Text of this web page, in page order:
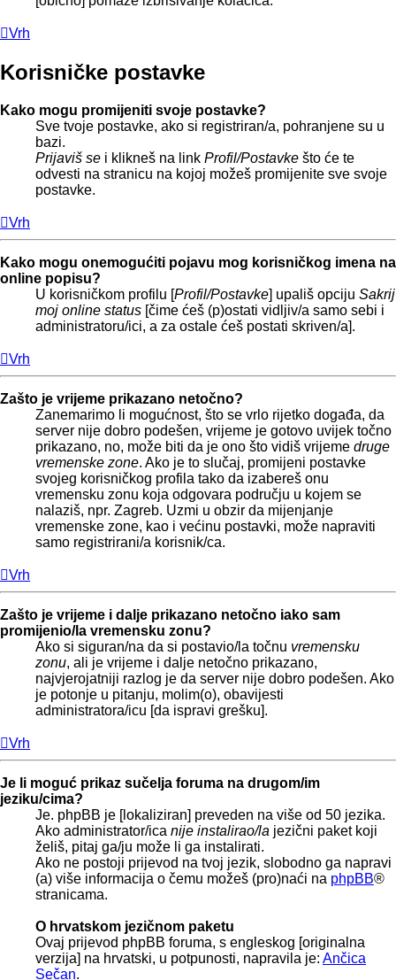
Vrh
Korisničke postavke
Kako mogu promijeniti svoje postavke?
Sve tvoje postavke, ako si registriran/a, pohranjene su u
bazi.
Prijaviš se i klikneš na link Profil/Postavke što će te
odvesti na stranicu na kojoj možeš promijenite sve svoje
postavke.
Vrh
Kako mogu onemogućiti pojavu mog korisničkog imena na
online popisu?
U korisničkom profilu [Profil/Postavke] upališ opciju Sakrij
moj online status [čime ćeš (p)ostati vidljiv/a samo sebi i
administratoru/ici, a za ostale ćeš postati skriven/a].
Vrh
Zašto je vrijeme prikazano netočno?
Zanemarimo li mogućnost, što se vrlo rijetko događa, da
server nije dobro podešen, vrijeme je gotovo uvijek točno
prikazano, no, može biti da je ono što vidiš vrijeme druge
vremenske zone. Ako je to slučaj, promijeni postavke
svojeg korisničkog profila tako da izabereš onu
vremensku zonu koja odgovara području u kojem se
nalaziš, npr. Zagreb. Uzmi u obzir da mijenjanje
vremenske zone, kao i većinu postavki, može napraviti
samo registrirani/a korisnik/ca.
Vrh
Zašto je vrijeme i dalje prikazano netočno iako sam
promijenio/la vremensku zonu?
Ako si siguran/na da si postavio/la točnu vremensku
zonu, ali je vrijeme i dalje netočno prikazano,
najvjerojatniji razlog je da server nije dobro podešen. Ako
je potonje u pitanju, molim(o), obavijesti
administratora/icu [da ispravi grešku].
Vrh
Je li moguć prikaz sučelja foruma na drugom/im
jeziku/cima?
Je. phpBB je [lokaliziran] preveden na više od 50 jezika.
Ako administrator/ica nije instalirao/la jezični paket koji
želiš, pitaj ga/ju može li ga instalirati.
Ako ne postoji prijevod na tvoj jezik, slobodno ga napravi
(a) više informacija o čemu možeš (pro)naći na phpBB®
stranicama.
O hrvatskom jezičnom paketu
Ovaj prijevod phpBB foruma, s engleskog [originalna
verzija] na hrvatski, u potpunosti, napravila je: Ančica
Sečan.